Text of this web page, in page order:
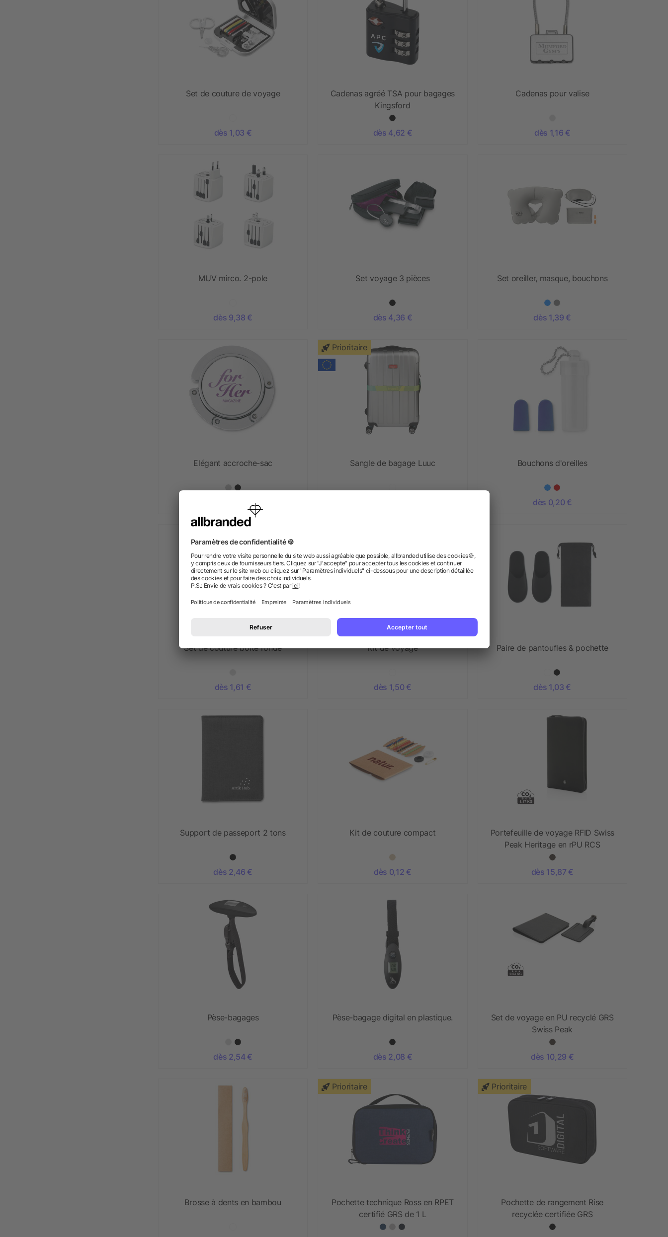
Set de couture de voyage
dès 1,03 €
Cadenas agréé TSA pour bagages
Kingsford
dès 4,62 €
Cadenas pour valise
dès 1,16 €
MUV mirco. 2-pole
dès 9,38 €
Set voyage 3 pièces
dès 4,36 €
Set oreiller, masque, bouchons
dès 1,39 €
Elégant accroche-sac
Prioritaire
Sangle de bagage Luuc Bouchons d'oreilles
dès 0,20 €
Set de couture boîte ronde
dès 1,61 €
Kit de voyage
dès 1,50 €
Paire de pantoufles & pochette
dès 1,03 €
Support de passeport 2 tons
dès 2,46 €
Kit de couture compact
dès 0,12 €
Portefeuille de voyage RFID Swiss
Peak Heritage en rPU RCS
dès 15,87 €
Pèse-bagages
dès 2,54 €
Pèse-bagage digital en plastique.
dès 2,08 €
Set de voyage en PU recyclé GRS
Swiss Peak
dès 10,29 €
Brosse à dents en bambou
Prioritaire
Pochette technique Ross en RPET
certifié GRS de 1 L
Prioritaire
Pochette de rangement Rise
recyclée certifiée GRS